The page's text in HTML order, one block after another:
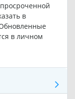
в
в личном